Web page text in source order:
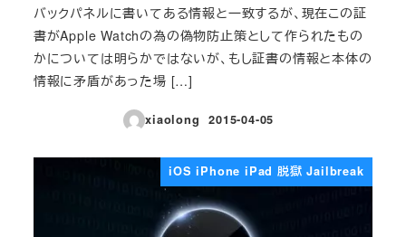
バックパネルに書いてある情報と一致するが、現在この証
書がApple Watchの為の偽物防止策として作られたもの
かについては明らかではないが、もし証書の情報と本体の
情報に矛盾があった場 […]
xiaolong
投稿日
2015-04-05
iOS iPhone iPad 脱獄 Jailbreak